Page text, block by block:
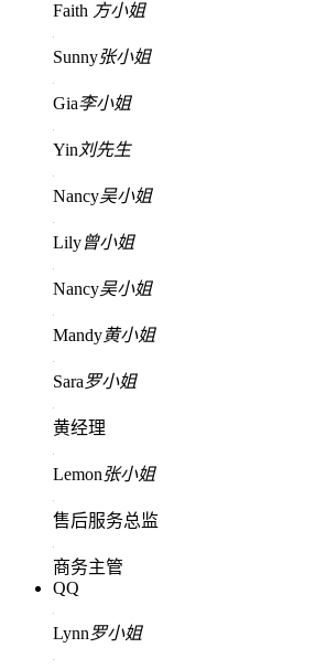
Faith 方小姐
Sunny张小姐
Gia李小姐
Yin 刘先生
Nancy吴小姐
Lily曾小姐
Nancy吴小姐
Mandy黄小姐
Sara罗小姐
黄经理
Lemon张小姐
售后服务总监
商务主管
QQ
Lynn罗小姐